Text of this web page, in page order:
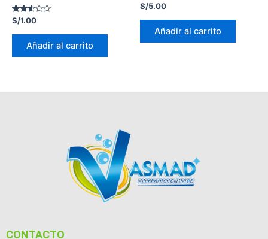
Valorado
con
2.54
S/1.00
Añadir al carrito
Valorado
con
2.46
S/5.00
Añadir al carrito
CONTACTO